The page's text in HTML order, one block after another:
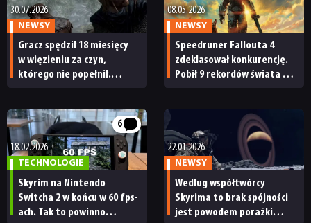
30.07.2026
NEWSY
Gracz spędził 18 miesięcy
w więzieniu za czyn,
którego nie popełnił.
do Skyrima
08.05.2026
NEWSY
Speedruner Fallouta 4
zdeklasował konkurencję.
Pobił 9 rekordów świata w 2
6
18.02.2026
TECHNOLOGIE
Skyrim na Nintendo
Switcha 2 w końcu w 60 fps-
ach. Tak to powinno
22.01.2026
NEWSY
Według współtwórcy
Skyrima to brak spójności
jest powodem porażki